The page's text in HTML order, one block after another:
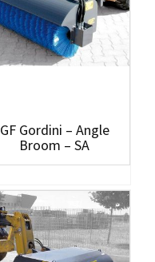
GF Gordini – Angle
Broom – SA